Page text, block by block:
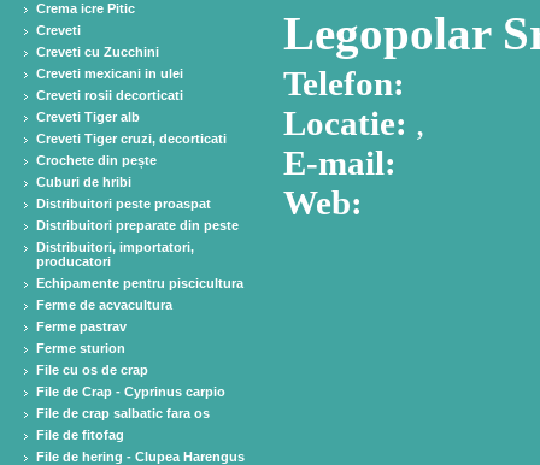
Crema icre Pitic
Creveti
Creveti cu Zucchini
Creveti mexicani in ulei
Creveti rosii decorticati
Creveti Tiger alb
Creveti Tiger cruzi, decorticati
Crochete din pește
Cuburi de hribi
Distribuitori peste proaspat
Distribuitori preparate din peste
Distribuitori, importatori,
producatori
Echipamente pentru piscicultura
Ferme de acvacultura
Ferme pastrav
Ferme sturion
File cu os de crap
File de Crap - Cyprinus carpio
File de crap salbatic fara os
File de fitofag
File de hering - Clupea Harengus
Legopolar
Telefon:
Locatie: ,
E-mail:
Web: